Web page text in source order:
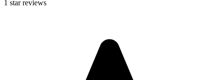
1 star reviews